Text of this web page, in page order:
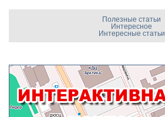
Полезные статьи
Интересное
Интересные статьи